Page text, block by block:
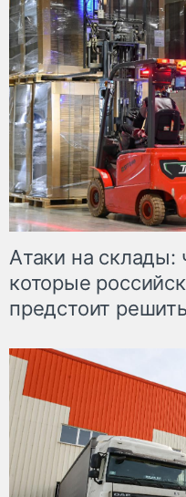
Атаки на склады:
которые
предстоит